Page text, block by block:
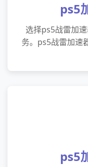
ps5
选择ps5战雷加
务。ps5战雷加速
ps5